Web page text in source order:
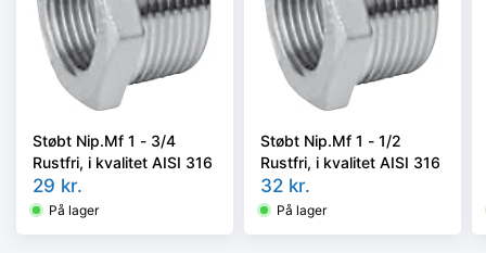
Støbt Nip.Mf 1 - 3/4
Rustfri, i kvalitet AISI 316
29 kr.
På lager
Støbt Nip.Mf 1 - 1/2
Rustfri, i kvalitet AISI 316
32 kr.
På lager